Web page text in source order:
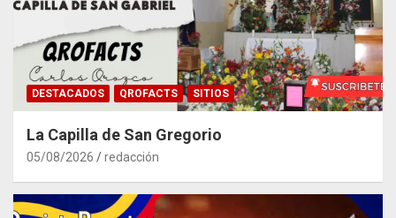
DESTACADOS QROFACTS SITIOS
La Capilla de San Gregorio
05/08/2026 redacción